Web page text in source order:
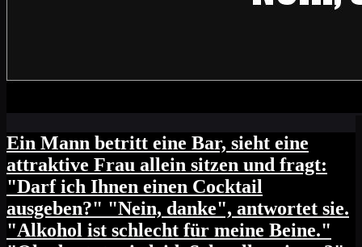
Ein Mann betritt eine Bar, sieht eine
attraktive Frau allein sitzen und fragt:
"Darf ich Ihnen einen Cocktail
ausgeben?" "Nein, danke", antwortet sie.
"Alkohol ist schlecht für meine Beine."